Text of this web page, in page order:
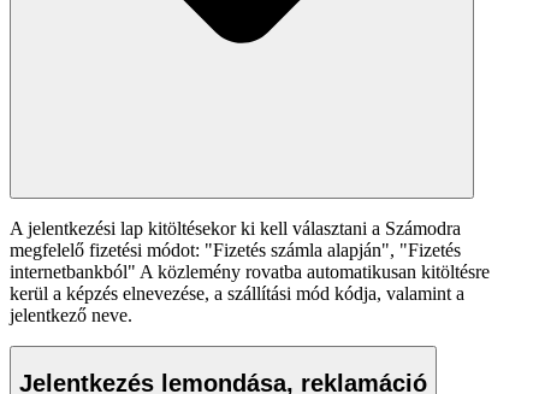
A jelentkezési lap kitöltésekor ki kell választani a Számodra
megfelelő fizetési módot: "Fizetés számla alapján", "Fizetés
internetbankból" A közlemény rovatba automatikusan kitöltésre
kerül a képzés elnevezése, a szállítási mód kódja, valamint a
jelentkező neve.
Jelentkezés lemondása, reklamáció